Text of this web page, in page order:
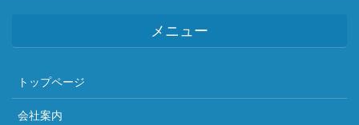
メニュー
トップページ
会社案内